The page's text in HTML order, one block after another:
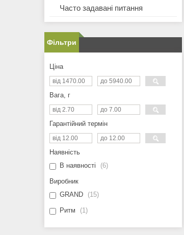
Часто задавані питання
Фільтри
Ціна
Вага, г
Гарантійний термін
Наявність
В наявності
6
Виробник
GRAND
15
Ритм 1